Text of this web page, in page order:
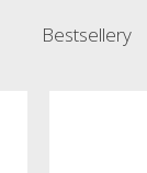
Bestsellery